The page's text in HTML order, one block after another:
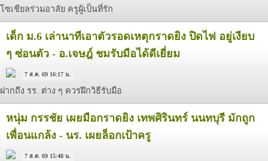
โซเชียลร่วมอาลัย ครูผู้เป็นที่รัก
เด็ก ม.6 เล่านาทีเอาตัวรอดเหตุกราดยิง ปิดไฟ อยู่เงียบ
ๆ ซ่อนตัว - อ.เจษฎ์ ชมรับมือได้ดีเยี่ยม
7 ส.ค. 69 16:17 น.
ฝากถึง รร. ต่าง ๆ ควรฝึกวิธีรับมือ
หนุ่ม กรรชัย เผยมือกราดยิง เทพศิรินทร์ นนทบุรี มักถูก
เพื่อนแกล้ง - นร. เผยล็อกเป้าครู
7 ส.ค. 69 15:48 น.